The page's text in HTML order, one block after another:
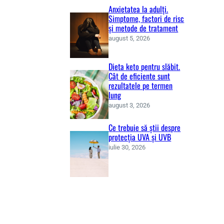
Anxietatea la adulți.
Simptome, factori de risc
și metode de tratament
august 5, 2026
Dieta keto pentru slăbit.
Cât de eficiente sunt
rezultatele pe termen
lung
august 3, 2026
Ce trebuie să știi despre
protecția UVA și UVB
iulie 30, 2026